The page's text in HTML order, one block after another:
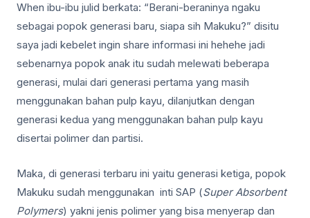
When ibu-ibu julid berkata: “Berani-beraninya ngaku
sebagai popok generasi baru, siapa sih Makuku?” disitu
saya jadi kebelet ingin share informasi ini hehehe jadi
sebenarnya popok anak itu sudah melewati beberapa
generasi, mulai dari generasi pertama yang masih
menggunakan bahan pulp kayu, dilanjutkan dengan
generasi kedua yang menggunakan bahan pulp kayu
disertai polimer dan partisi.
Maka, di generasi terbaru ini yaitu generasi ketiga, popok
Makuku sudah menggunakan inti SAP (Super Absorbent
Polymers) yakni jenis polimer yang bisa menyerap dan